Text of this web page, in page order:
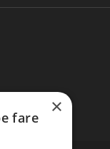
×
fare